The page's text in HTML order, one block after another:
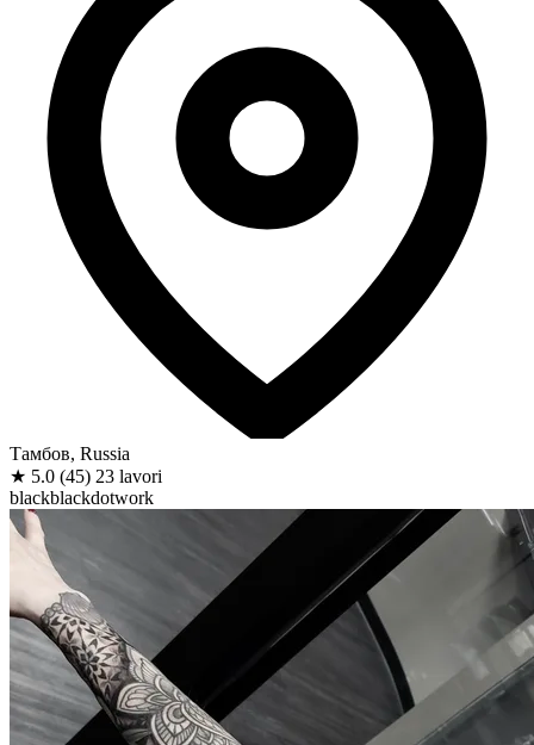
Тамбов, Russia
★ 5.0 (45) 23 lavori
blackblackdotwork